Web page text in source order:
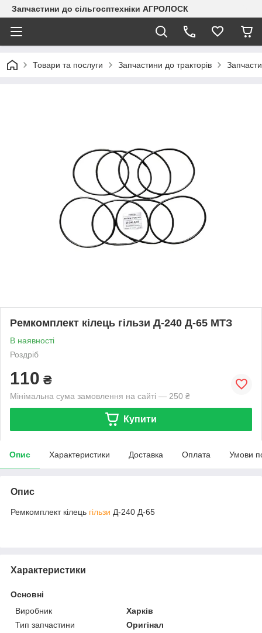
Запчастини до сільгосптехніки АГРОЛОСК
Товари та послуги Запчастини до тракторів
Ремкомплект кілець гільзи Д-240 Д-65 МТЗ
В наявності
Роздріб
110 ₴
Мінімальна сума замовлення на сайті — 250 ₴
Купити
Опис Характеристики Доставка Оплата Умови
Опис
Ремкомплект кілець гільзи Д-240 Д-65
Характеристики
Основні
Виробник
Харків
Тип запчастини
Оригінал